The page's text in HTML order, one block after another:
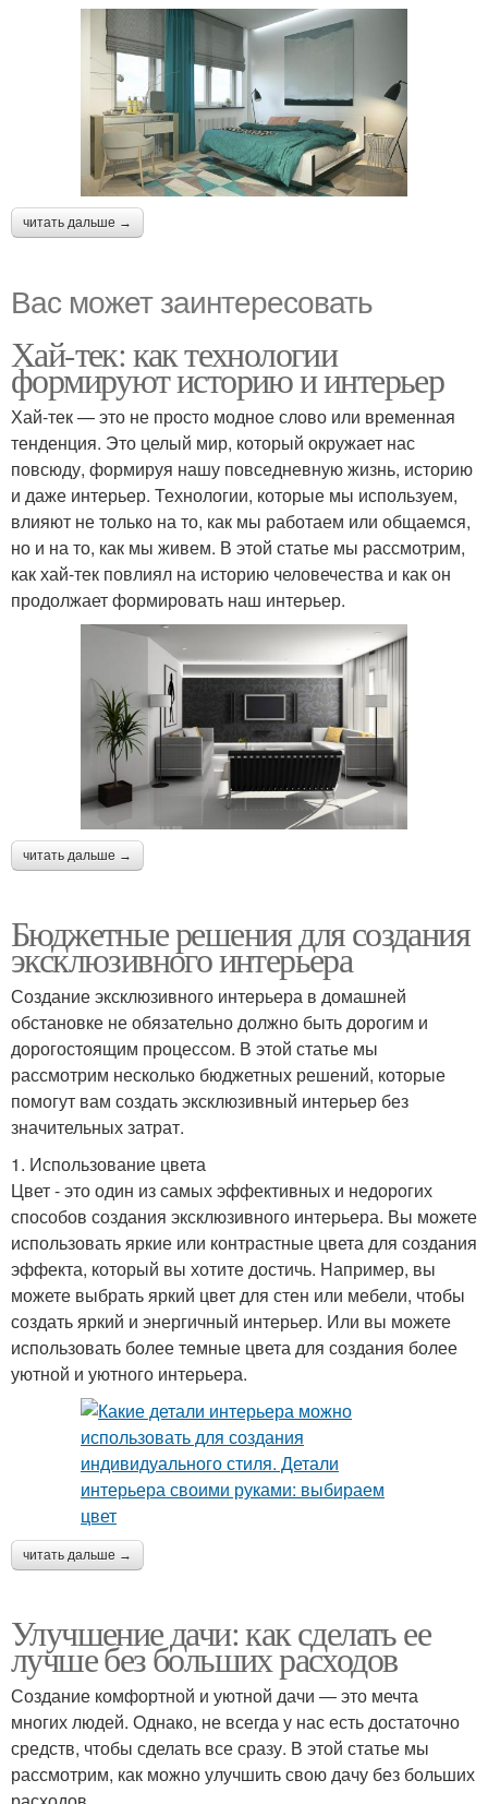
читать дальше →
Вас может заинтересовать
Хай-тек: как технологии
формируют историю и интерьер
Хай-тек — это не просто модное слово или временная
тенденция. Это целый мир, который окружает нас
повсюду, формируя нашу повседневную жизнь, историю
и даже интерьер. Технологии, которые мы используем,
влияют не только на то, как мы работаем или общаемся,
но и на то, как мы живем. В этой статье мы рассмотрим,
как хай-тек повлиял на историю человечества и как он
продолжает формировать наш интерьер.
читать дальше →
Бюджетные решения для создания
эксклюзивного интерьера
Создание эксклюзивного интерьера в домашней
обстановке не обязательно должно быть дорогим и
дорогостоящим процессом. В этой статье мы
рассмотрим несколько бюджетных решений, которые
помогут вам создать эксклюзивный интерьер без
значительных затрат.
1. Использование цвета
Цвет - это один из самых эффективных и недорогих
способов создания эксклюзивного интерьера. Вы можете
использовать яркие или контрастные цвета для создания
эффекта, который вы хотите достичь. Например, вы
можете выбрать яркий цвет для стен или мебели, чтобы
создать яркий и энергичный интерьер. Или вы можете
использовать более темные цвета для создания более
уютной и уютного интерьера.
читать дальше →
Улучшение дачи: как сделать ее
лучше без больших расходов
Создание комфортной и уютной дачи — это мечта
многих людей. Однако, не всегда у нас есть достаточно
средств, чтобы сделать все сразу. В этой статье мы
рассмотрим, как можно улучшить свою дачу без больших